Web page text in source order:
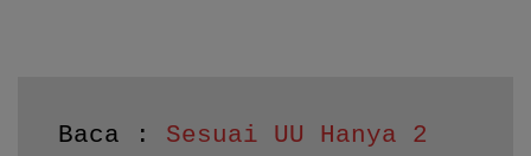
Baca : Sesuai UU Hanya 2